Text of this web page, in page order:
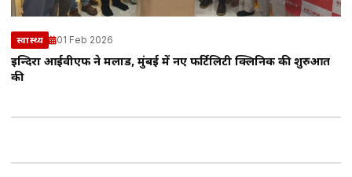
स्वास्थ्य 01 Feb 2026
इन्दिरा आईवीएफ ने मलाड, मुंबई में नए फर्टिलिटी क्लिनिक की शुरुआत
की